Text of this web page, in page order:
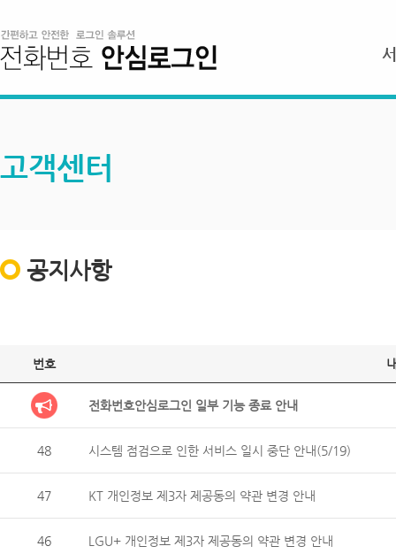
고객센터
공지사항
번호
전화번호안심로그인 일부 기능 종료 안내
48 시스템 점검으로 인한 서비스 일시 중단 안내(5/19)
47 KT 개인정보 제3자 제공동의 약관 변경 안내
46 LGU+ 개인정보 제3자 제공동의 약관 변경 안내